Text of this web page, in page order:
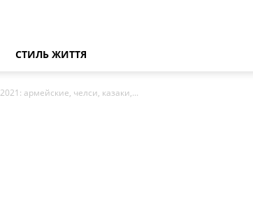
СТИЛЬ ЖИТТЯ
армейские, челси, казаки,...